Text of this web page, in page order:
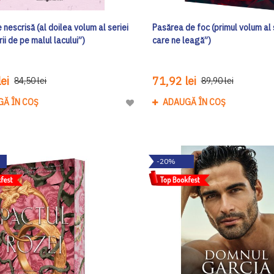
nescrisă (al doilea volum al seriei
de pe malul lacului”)
84,50 lei
ÎN COȘ
Adaugă
Dorinte
Pasărea de foc (primul volum al
care ne leagă”)
71,92 lei 89,90 lei
ADAUGĂ ÎN COȘ
-20%